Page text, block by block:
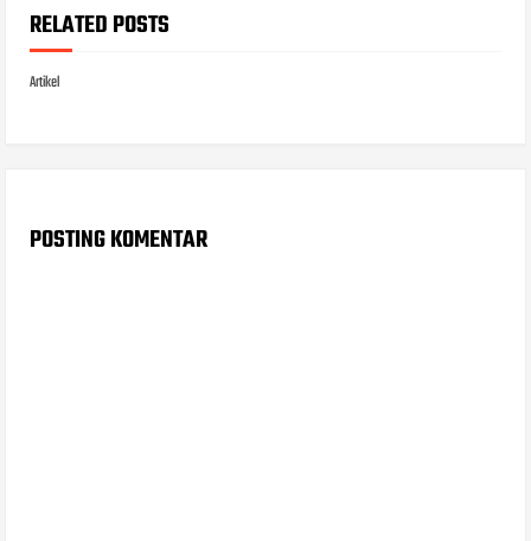
RELATED POSTS
Artikel
POSTING KOMENTAR